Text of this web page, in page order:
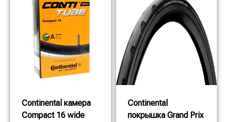
Continental камера
Compact 16 wide
Continental
покрышка Grand Prix